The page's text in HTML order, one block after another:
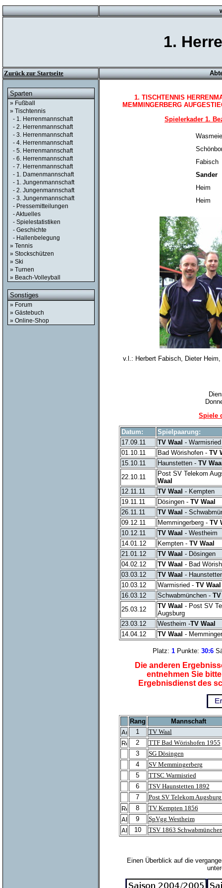
1.
Zurück zur Startseite
Sparten
» Fußball
» Tischtennis
- 1. Herrenmannschaft
- 2. Herrenmannschaft
- 3. Herrenmannschaft
- 4. Herrenmannschaft
- 5. Herrenmannschaft
- 6. Herrenmannschaft
- 7. Herrenmannschaft
- 1. Damenmannschaft
- 1. Jungenmannschaft
- 2. Jungenmannschaft
- 3. Jungenmannschaft
- Pressemitteilungen
- Aktuelles
- Spielestatistiken
- Geschichte
- Hallenbelegung
» Tennis
» Stockschützen
» Ski
» Turnen
» Beach-Volleyball
Sonstiges
» Forum
» Gästebuch
» Online-Shop
1. TISCHTENNIS
MEMMINGERBERG
Spielerkader 1.
Fabisch
Sander
Heim
Heim
v.l.: Herbert Fabisch, Dieter
Spiele
Datum:
Spielpaarung:
17.09.11
TV Waal - Warmisried
01.10.11
Bad Wörishofen - TV
15.10.11
Haunstetten - TV
22.10.11
Post SV Telekom
Waal
12.11.11
TV Waal - Kempten
19.11.11
Dösingen - TV Waal
26.11.11
TV Waal -
09.12.11
Memmingerberg - TV
10.12.11
TV Waal - Westheim
14.01.12
Kempten - TV Waal
21.01.12
TV Waal - Dösingen
04.02.12
TV Waal - Bad
03.03.12
TV Waal -
10.03.12
Warmisried - TV Waal
16.03.12
Schwabmünchen -
25.03.12
TV Waal - Post SV
Augsburg
23.03.12
Westheim -TV Waal
14.04.12
TV Waal -
Platz: 1Punkte: 30:6
Die anderen
entnehmen Sie
Ergebnisdienst des
Rang
Mannschaft
1
TV Waal
2
TTF Bad Wörishofen 1955
3
SG Dösingen
4
SV Memmingerberg
5
TTSC Warmisried
6
TSV Haunstetten 1892
7
Post SV Telekom
8
TV Kempten 1856
9
SpVgg Westheim
10
TSV 1863
Einen Überblick auf die